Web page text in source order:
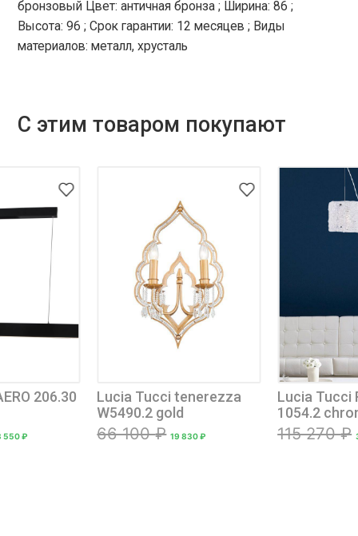
бронзовый Цвет: античная бронза ; Ширина: 86 ;
Высота: 96 ; Срок гарантии: 12 месяцев ; Виды
материалов: металл, хрусталь
С этим товаром покупают